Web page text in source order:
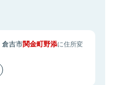
倉吉市関金町野添に住所変